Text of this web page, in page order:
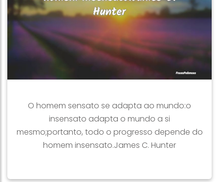
O homem sensato se adapta ao mundo:o
insensato adapta o mundo a si
mesmo;portanto, todo o progresso depende do
homem insensato.James C. Hunter